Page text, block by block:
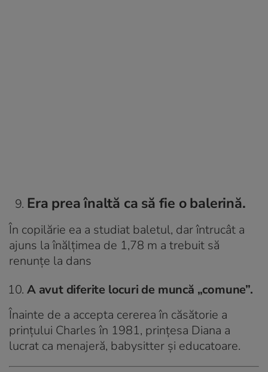
Era prea înaltă ca să fie o balerină.
În copilărie ea a studiat baletul, dar întrucât a
ajuns la înălțimea de 1,78 m a trebuit să
renunțe la dans
A avut diferite locuri de muncă „comune”.
Înainte de a accepta cererea în căsătorie a
prințului Charles în 1981, prințesa Diana a
lucrat ca menajeră, babysitter și educatoare.